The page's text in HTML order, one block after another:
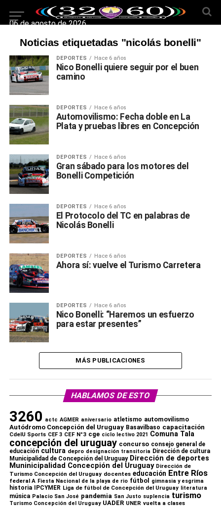
06 de agosto de 2026
Noticias etiquetadas "nicolás bonelli"
DEPORTES Hace 6 años
Nico Bonelli quiere seguir por el buen
camino
DEPORTES Hace 6 años
Automovilismo: Fecha doble en La
Plata y pruebas libres en Concepción
DEPORTES Hace 6 años
Gran sábado para los motores del
Bonelli Competición
DEPORTES Hace 6 años
El Protocolo del TC en palabras de
Nicolás Bonelli
DEPORTES Hace 6 años
Ahora sí: vuelve el Turismo Carretera
DEPORTES Hace 6 años
Nico Bonelli: “Haremos un esfuerzo
para estar presentes”
MÁS PUBLICACIONES
HABLAMOS DE ESTO
3260 actc AGMER aniversario atletismo automovilismo
Autódromo Concepción del Uruguay Basavilbaso capacitación
CdelU Sports CEF 3 CEF N°3 cge ciclo lectivo 2021 Comuna Tala
concepción del uruguay concurso consejo general de
educación cultura depro designación transitoria Dirección de cultura
Municipalidad de Concepción del Uruguay Dirección de deportes
Muninicipalidad Concecpión del Uruguay Dirección de
Turismo Concepción del Uruguay docentes educación Entre Ríos
federal A Fiesta Nacional de la playa de rio fútbol gimnasia y esgrima
historia IPCYMER Liga de fútbol de Concepción del Uruguay literatura
música Palacio San José pandemia San Justo suplencia turismo
Turismo Concepción del Uruguay UADER UNER vuelta a clases